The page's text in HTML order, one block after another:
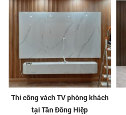
Thi công vách TV phòng khách
tại Tân Đông Hiệp